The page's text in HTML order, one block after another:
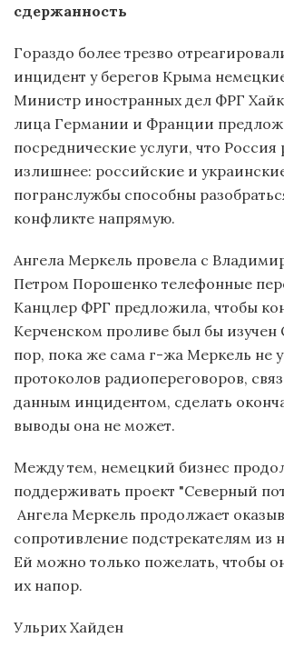
сдержанность
Гораздо более трезво
инцидент у берегов Крыма
Министр иностранных дел ФРГ
лица Германии и Франции
посреднические услуги, что Россия
излишнее: российские и
погранслужбы способны
конфликте напрямую.
Ангела Меркель провела с
Петром Порошенко телефонные
Канцлер ФРГ предложила, чтобы
Керченском проливе был бы изучен
пор, пока же сама г-жа Меркель не
протоколов радиопереговоров,
данным инцидентом, сделать
выводы она не может.
Между тем, немецкий бизнес
поддерживать проект "Северный
Ангела Меркель продолжает
сопротивление подстрекателям
Ей можно только пожелать, чтобы
их напор.
Ульрих Хайден